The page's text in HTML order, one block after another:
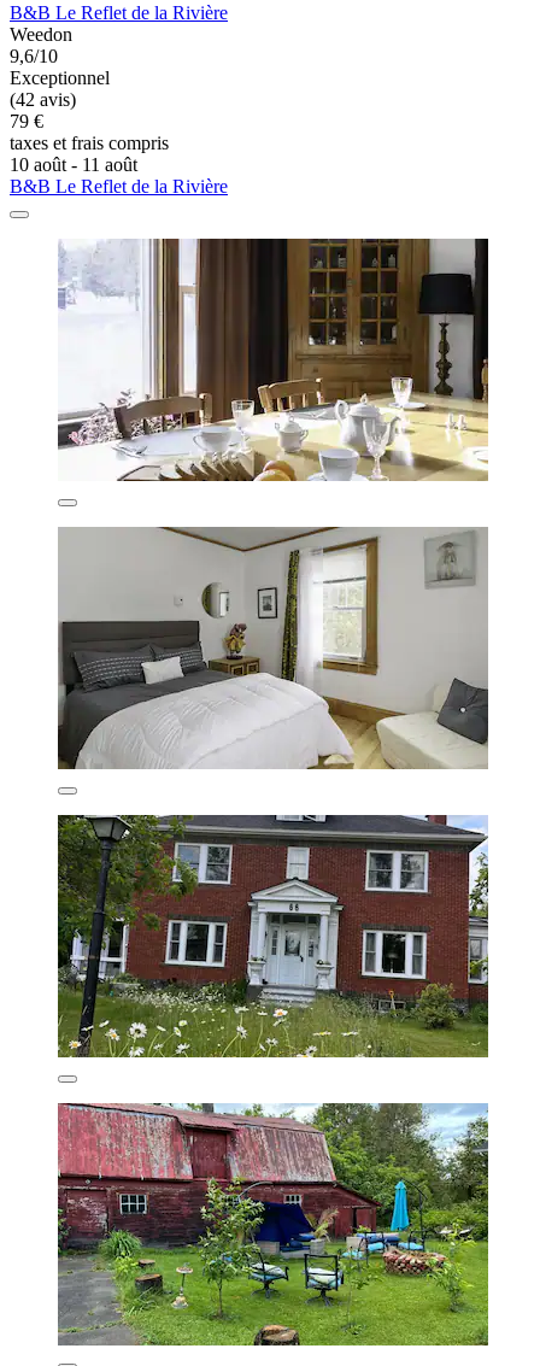
B&B Le Reflet de la Rivière
Weedon
9,6/10
Exceptionnel
(42 avis)
79 €
taxes et frais compris
10 août - 11 août
B&B Le Reflet de la Rivière